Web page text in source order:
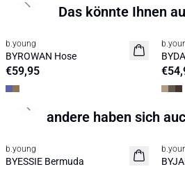
Das könnte Ihnen
Neuheit
b.young
BYROWAN Hose
€59,95
Previous slide
andere haben sich
Neuheit
b.young
BYESSIE Bermuda
Previous slide